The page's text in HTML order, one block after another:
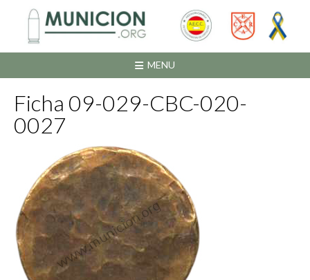
contenido
MENU
Ficha 09-029-CBC-020-
0027